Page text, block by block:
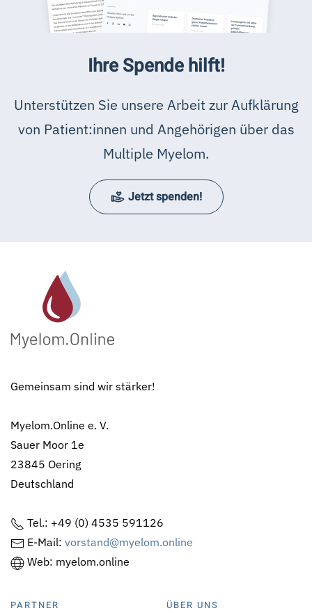
Ihre Spende hilft!
Unterstützen Sie unsere Arbeit zur Aufklärung
von Patient:innen und Angehörigen über das
Multiple Myelom.
Jetzt spenden!
Gemeinsam sind wir stärker!
Myelom.Online e. V.
Sauer Moor 1e
23845 Oering
Deutschland
Tel.: +49 (0) 4535 591126
E-Mail: vorstand@myelom.online
Web: myelom.online
PARTNER ÜBER UNS